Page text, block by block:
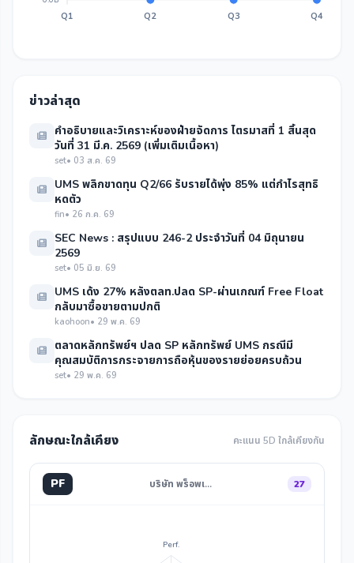
Q1 Q2 Q3 Q4
ข่าวล่าสุด
คำอธิบายและวิเคราะห์ของฝ่ายจัดการ ไตรมาสที่ 1 สิ้นสุด
วันที่ 31 มี.ค. 2569 (เพิ่มเติมเนื้อหา)
set• 03 ส.ค. 69
UMS พลิกขาดทุน Q2/66 รับรายได้พุ่ง 85% แต่กำไรสุทธิ
หดตัว
fin• 26 ก.ค. 69
SEC News : สรุปแบบ 246-2 ประจำวันที่ 04 มิถุนายน
2569
set• 05 มิ.ย. 69
UMS เด้ง 27% หลังตลท.ปลด SP-ผ่านเกณฑ์ Free Float
กลับมาซื้อขายตามปกติ
kaohoon• 29 พ.ค. 69
ตลาดหลักทรัพย์ฯ ปลด SP หลักทรัพย์ UMS กรณีมี
คุณสมบัติการกระจายการถือหุ้นของรายย่อยครบถ้วน
set• 29 พ.ค. 69
ลักษณะใกล้เคียง คะแนน 5D ใกล้เคียงกัน
PF บริษัท พร็อพเ… 27
Perf.